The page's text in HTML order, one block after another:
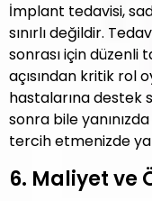
İmplant tedavisi,
sınırlı değildir.
sonrası için düzenli
açısından kritik rol
hastalarına destek
sonra bile
tercih etmenizde
6. Maliyet ve